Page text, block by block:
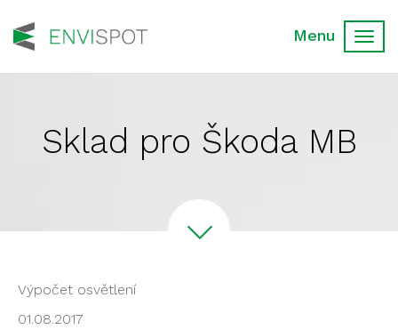
Sklad pro Škoda MB
Výpočet osvětlení
01.08.2017